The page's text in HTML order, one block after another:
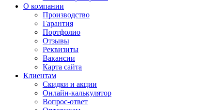
О компании
Производство
Гарантия
Портфолио
Отзывы
Реквизиты
Вакансии
Карта сайта
Клиентам
Скидки и акции
Онлайн-калькулятор
Вопрос-ответ